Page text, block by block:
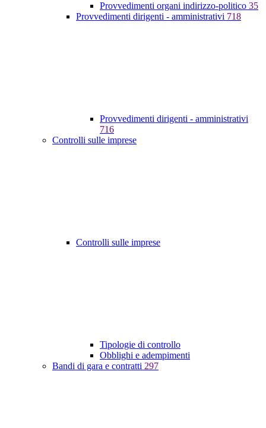
Provvedimenti organi indirizzo-politico 35
Provvedimenti dirigenti - amministrativi 718
Provvedimenti dirigenti - amministrativi
716
Controlli sulle imprese
Controlli sulle imprese
Tipologie di controllo
Obblighi e adempimenti
Bandi di gara e contratti 297